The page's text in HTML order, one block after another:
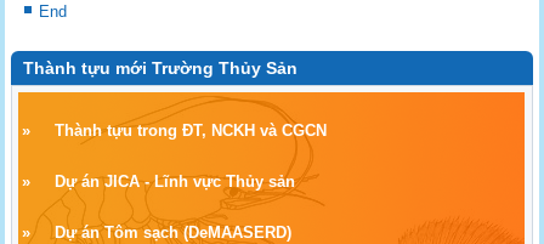
End
Thành tựu mới Trường Thủy Sản
» Thành tựu trong ĐT, NCKH và CGCN
» Dự án JICA - Lĩnh vực Thủy sản
» Dự án Tôm sạch(DeMAASERD)